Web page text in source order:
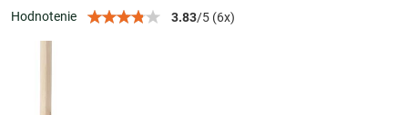
Hodnotenie 3.83/5 (6x)